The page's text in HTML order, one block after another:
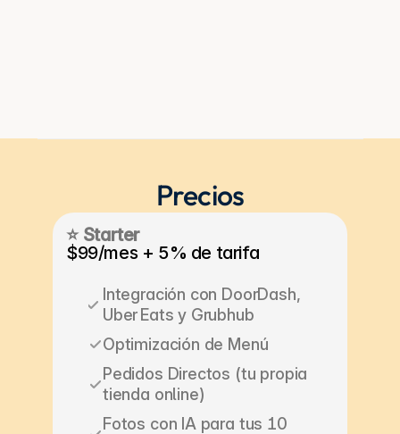
Precios
⭐ Starter
$99/mes + 5% de tarifa
Integración con DoorDash,
Uber Eats y Grubhub
Optimización de Menú
Pedidos Directos (tu propia
tienda online)
Fotos con IA para tus 10